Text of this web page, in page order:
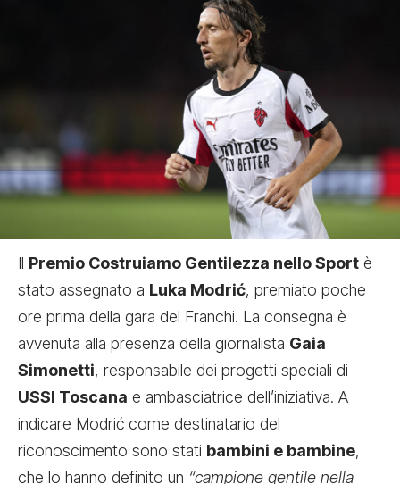
Il Premio Costruiamo Gentilezza nello Sport è
stato assegnato a Luka Modrić, premiato poche
ore prima della gara del Franchi. La consegna è
avvenuta alla presenza della giornalista Gaia
Simonetti, responsabile dei progetti speciali di
USSI Toscana e ambasciatrice dell’iniziativa. A
indicare Modrić come destinatario del
riconoscimento sono stati bambini e bambine,
che lo hanno definito un “campione gentile nella